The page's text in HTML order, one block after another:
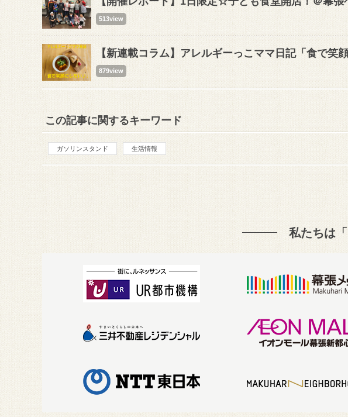
513view
【新連載コラム】アレルギーっこママ日記「食で笑
879view
この記事に関するキーワード
ガソリンスタンド 生活情報
私たちは